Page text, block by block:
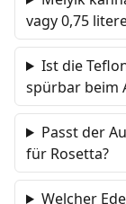
vagy 0,75
Ist die
spürbar beim
Passt der
für Rosetta?
Welcher